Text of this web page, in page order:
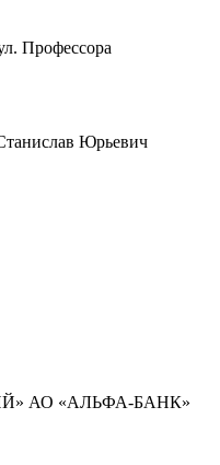
Профессора
Юрьевич
АО «АЛЬФА-БАНК»